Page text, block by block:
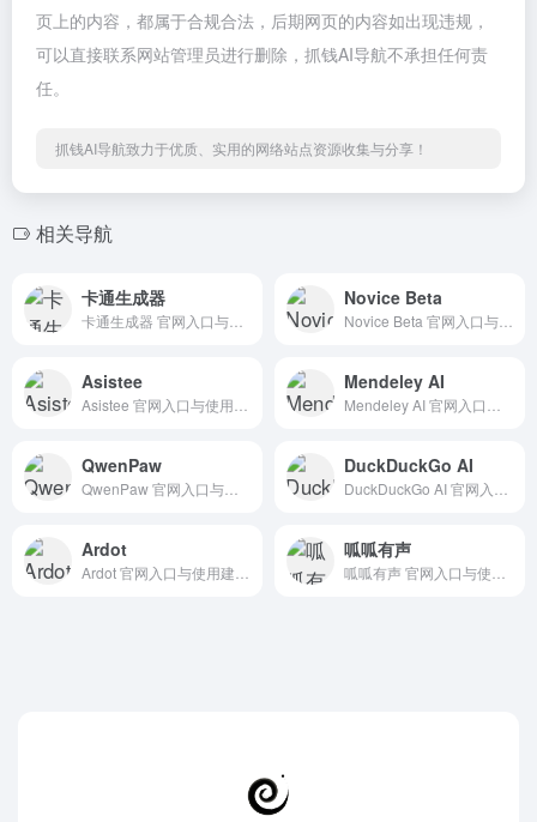
页上的内容，都属于合规合法，后期网页的内容如出现违规，
可以直接联系网站管理员进行删除，抓钱AI导航不承担任何责
任。
抓钱AI导航致力于优质、实用的网络站点资源收集与分享！
相关导航
卡通生成器 Novice Beta
Asistee Mendeley AI
QwenPaw DuckDuckGo AI
Ardot 呱呱有声